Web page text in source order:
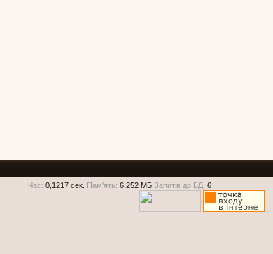
Час: 0,1217 сек. Пам'ять: 6,252 МБ Запитів до БД: 6